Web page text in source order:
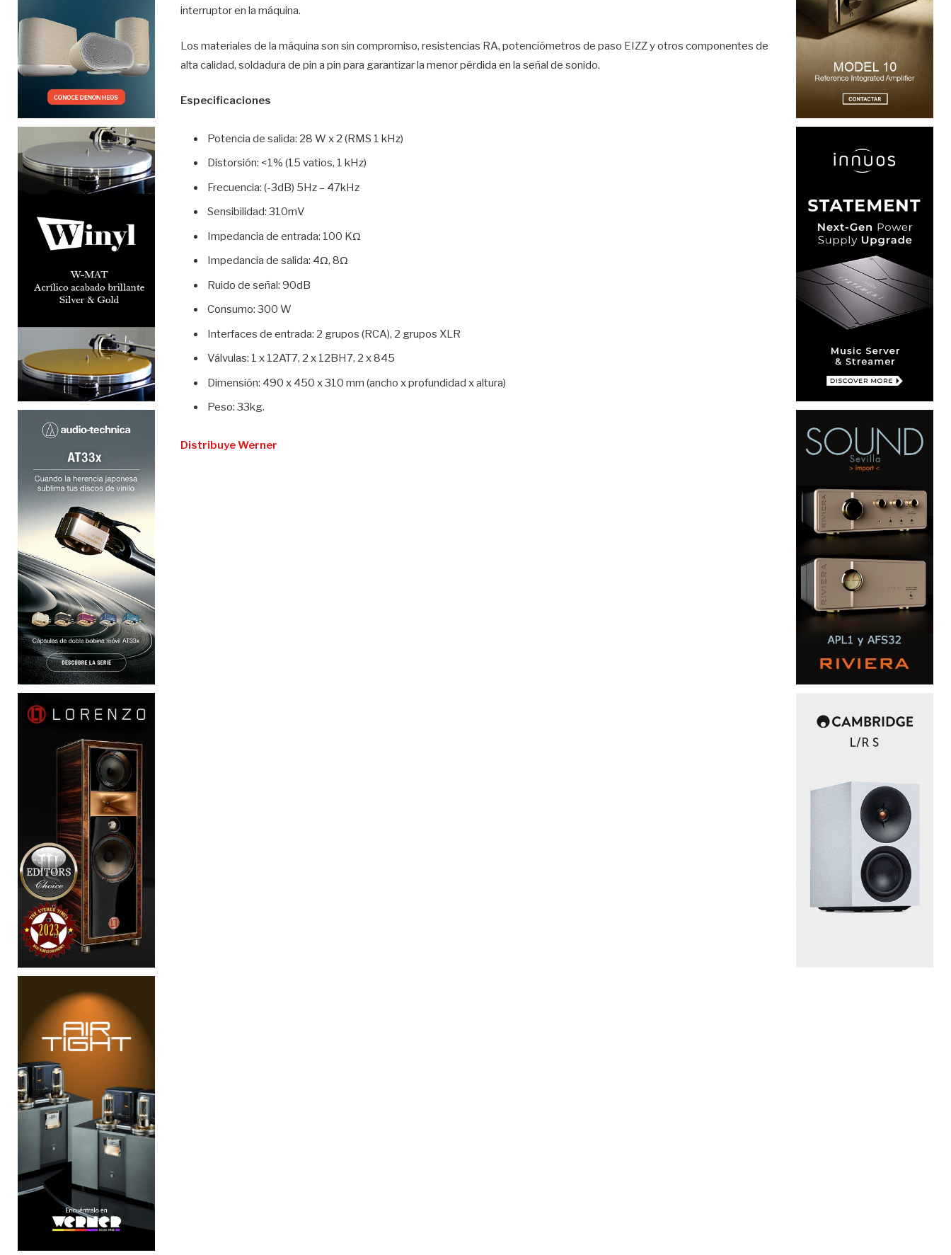
interruptor en la máquina.
Los materiales de la máquina son sin compromiso, resistencias RA, potenciómetros de paso EIZZ y otros componentes de
alta calidad, soldadura de pin a pin para garantizar la menor pérdida en la señal de sonido.
Especificaciones
Potencia de salida: 28 W x 2 (RMS 1 kHz)
Distorsión: <1% (15 vatios, 1 kHz)
Frecuencia: (-3dB) 5Hz – 47kHz
Sensibilidad: 310mV
Impedancia de entrada: 100 KΩ
Impedancia de salida: 4Ω, 8Ω
Ruido de señal: 90dB
Consumo: 300 W
Interfaces de entrada: 2 grupos (RCA), 2 grupos XLR
Válvulas: 1 x 12AT7, 2 x 12BH7, 2 x 845
Dimensión: 490 x 450 x 310 mm (ancho x profundidad x altura)
Peso: 33kg.
Distribuye Werner